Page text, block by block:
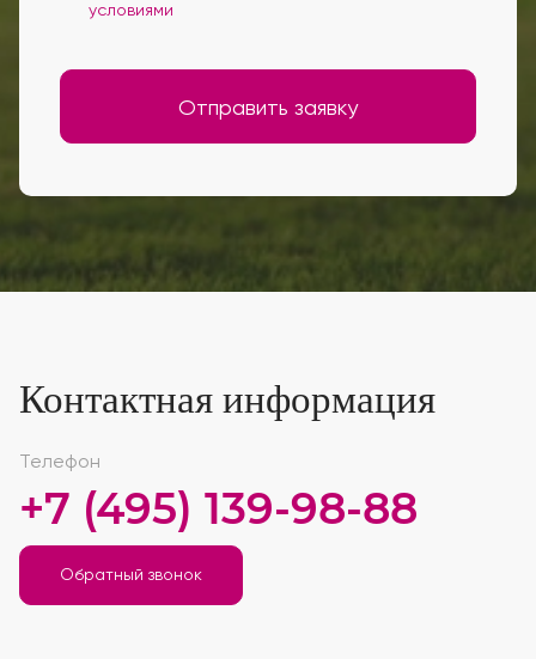
условиями
Отправить заявку
Контактная информация
Телефон
+7 (495) 139-98-88
Обратный звонок